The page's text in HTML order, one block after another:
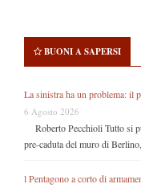
BUONI A SAPERSI
La sinistra ha un problema: il
6 Agosto 2026
Roberto Pecchioli Tutto si
pre-caduta del muro di
l Pentagono a corto di